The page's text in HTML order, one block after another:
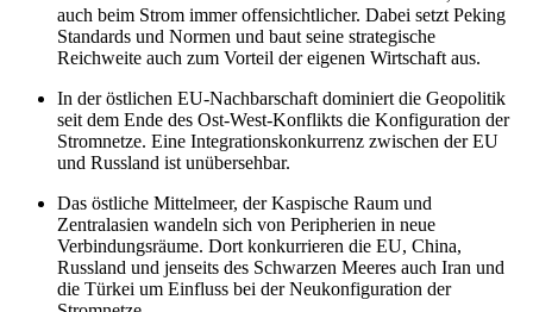
auch beim Strom immer offensichtlicher. Dabei setzt Peking
Standards und Normen und baut seine strategische
Reichweite auch zum Vorteil der eigenen Wirtschaft aus.
In der östlichen EU-Nachbarschaft dominiert die Geopolitik
seit dem Ende des Ost-West-Konflikts die Konfiguration der
Stromnetze. Eine Integrationskonkurrenz zwischen der EU
und Russland ist unübersehbar.
Das östliche Mittelmeer, der Kaspische Raum und
Zentralasien wandeln sich von Peripherien in neue
Verbindungsräume. Dort konkurrieren die EU, China,
Russland und jenseits des Schwarzen Meeres auch Iran und
die Türkei um Einfluss bei der Neukonfiguration der